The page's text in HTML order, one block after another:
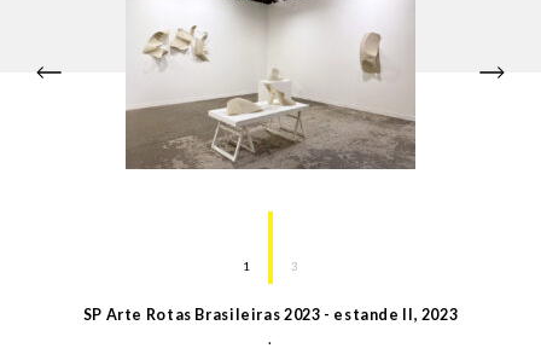
1 3
SP Arte Rotas Brasileiras 2023 - estande II , 2023
.